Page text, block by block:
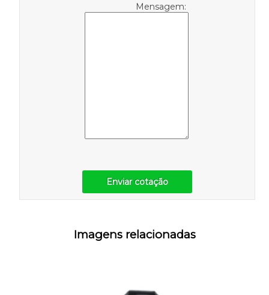
Mensagem:
Enviar cotação
Imagens relacionadas